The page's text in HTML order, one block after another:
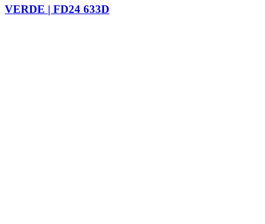
VERDE | FD24 633D